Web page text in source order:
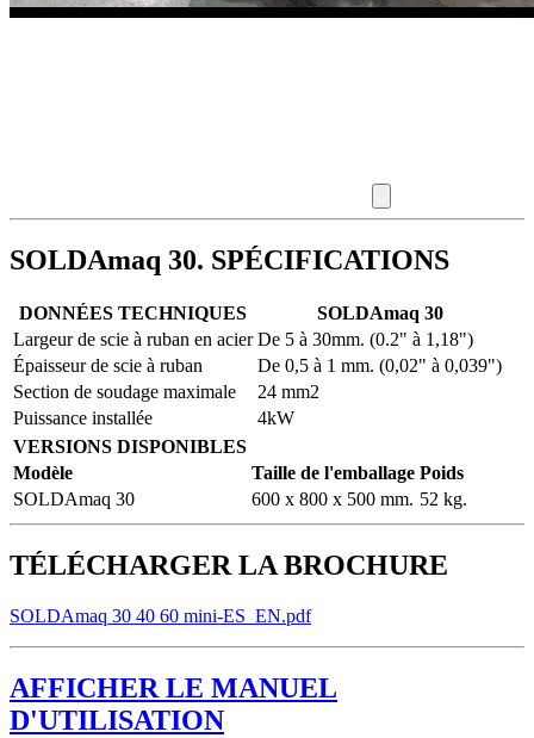
SOLDAmaq 30. SPÉCIFICATIONS
DONNÉES TECHNIQUES
SOLDAmaq 30
Largeur de scie à ruban en acier De 5 à 30mm. (0.2" à 1,18")
Épaisseur de scie à ruban
De 0,5 à 1 mm. (0,02" à 0,039")
Section de soudage maximale
24 mm2
Puissance installée
4kW
VERSIONS DISPONIBLES
Modèle
Taille de l'emballage Poids
SOLDAmaq 30
600 x 800 x 500 mm. 52 kg.
TÉLÉCHARGER LA BROCHURE
SOLDAmaq 30 40 60 mini-ES_EN.pdf
AFFICHER LE MANUEL
D'UTILISATION